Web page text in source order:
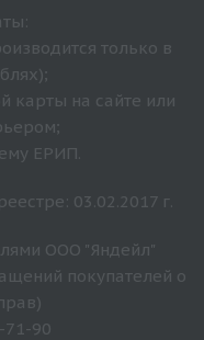
только в
карты на сайте или
ЕРИП.
03.02.2017 г.
ООО "Яндейл"
покупателей о
71-90